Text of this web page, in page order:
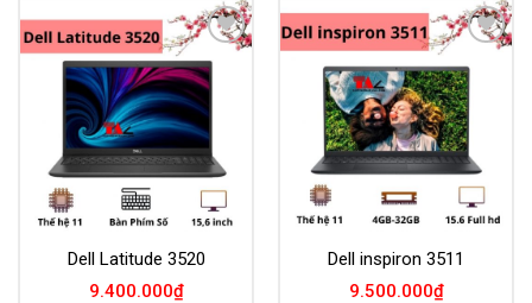
Add to
Wishlist
Dell Latitude 3520
9.400.000₫
Wishlist
Dell inspiron 3511
9.500.000₫